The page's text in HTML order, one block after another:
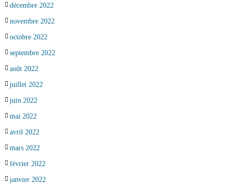
décembre 2022
novembre 2022
octobre 2022
septembre 2022
août 2022
juillet 2022
juin 2022
mai 2022
avril 2022
mars 2022
février 2022
janvier 2022